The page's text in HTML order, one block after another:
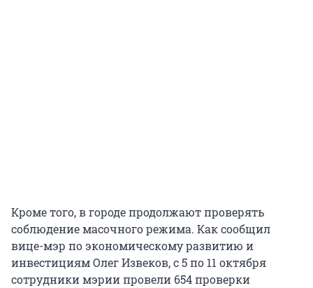
Кроме того, в городе продолжают проверять
соблюдение масочного режима. Как сообщил
вице-мэр по экономическому развитию и
инвестициям Олег Извеков, с 5 по 11 октября
сотрудники мэрии провели 654 проверки